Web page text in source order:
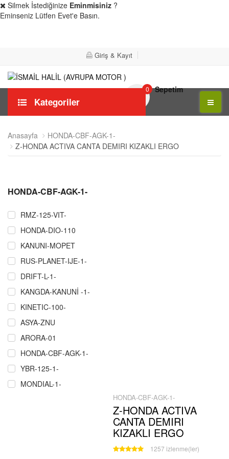
Silmek İstediğinize Eminmisiniz ?
Eminseniz Lütfen Evet'e Basın.
Giriş & Kayıt
0 Sepetim
Kategoriler
Anasayfa
HONDA-CBF-AGK-1-
Z-HONDA ACTIVA CANTA DEMIRI KIZAKLI ERGO
HONDA-CBF-AGK-1-
RMZ-125-VIT-
HONDA-DIO-110
KANUNI-MOPET
RUS-PLANET-IJE-1-
DRIFT-L-1-
KANGDA-KANUNİ -1-
KINETIC-100-
ASYA-ZNU
ARORA-01
HONDA-CBF-AGK-1-
YBR-125-1-
MONDIAL-1-
ÇELIK-CRW-MARTIAN-MAXI-1-
HONDA-CBF-AGK-1-
Z-HONDA ACTIVA
CANTA DEMIRI
KIZAKLI ERGO
1257 izlenme(ler)